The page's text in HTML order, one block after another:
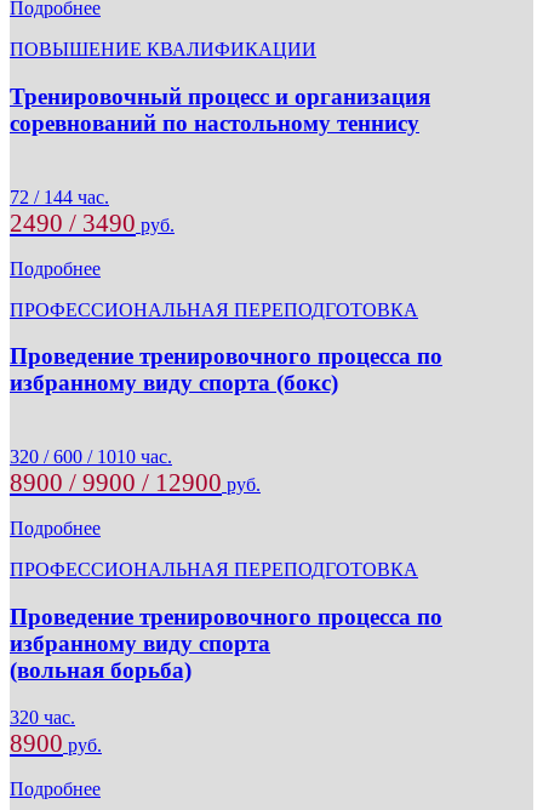
Подробнее
ПОВЫШЕНИЕ КВАЛИФИКАЦИИ
Тренировочный процесс и организация
соревнований по настольному теннису
72 / 144 час.
2490 / 3490 руб.
Подробнее
ПРОФЕССИОНАЛЬНАЯ ПЕРЕПОДГОТОВКА
Проведение тренировочного процесса по
избранному виду спорта (бокс)
320 / 600 / 1010 час.
8900 / 9900 / 12900 руб.
Подробнее
ПРОФЕССИОНАЛЬНАЯ ПЕРЕПОДГОТОВКА
Проведение тренировочного процесса по
избранному виду спорта
(вольная борьба)
320 час.
8900 руб.
Подробнее